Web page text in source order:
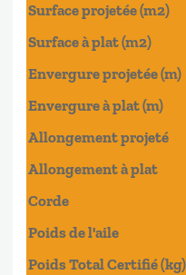
Surface projetée (m2)
Surface à plat (m2)
Envergure projetée (m)
Envergure à plat (m)
Allongement projeté
Allongement à plat
Corde
Poids de l'aile
Poids Total Certifié (kg)